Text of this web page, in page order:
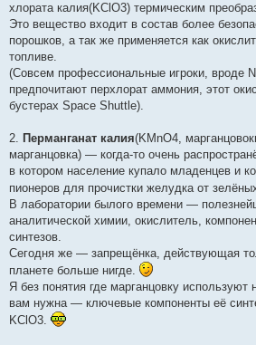
хлората калия(KClO3) термическим
Это вещество входит в состав более
порошков, а так же применяется как
топливе.
(Совсем профессиональные игроки, вроде
предпочитают перхлорат аммония, этот
бустерах Space Shuttle).
2. Перманганат калия(KMnO4,
марганцовка) — когда-то очень
в котором население купало младенцев и
пионеров для прочистки желудка от
В лаборатории былого времени —
аналитической химии, окислитель,
синтезов.
Сегодня же — запрещёнка, действующая
планете больше нигде.
Я без понятия где марганцовку
вам нужна — ключевые компоненты её
KClO3.